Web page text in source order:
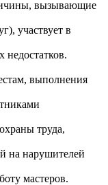
вызывающие
участвует в
выполнения
труда,
на нарушителей
мастеров.